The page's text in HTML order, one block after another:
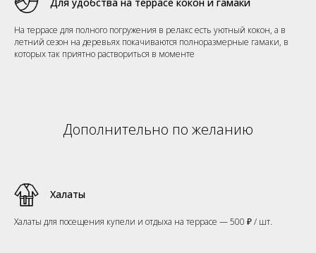
На террасе для полного погружения в релакс есть уютный кокон, а в
летний сезон на деревьях покачиваются полноразмерные гамаки, в
которых так приятно раствориться в моменте
Дополнительно по желанию
Халаты
Халаты для посещения купели и отдыха на террасе — 500 ₽ / шт.